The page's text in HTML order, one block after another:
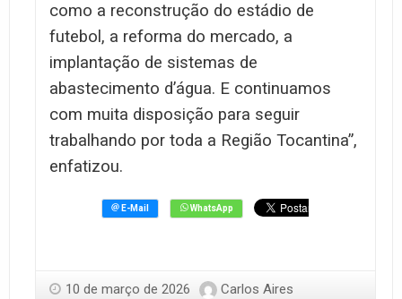
como a reconstrução do estádio de
futebol, a reforma do mercado, a
implantação de sistemas de
abastecimento d’água. E continuamos
com muita disposição para seguir
trabalhando por toda a Região Tocantina”,
enfatizou.
10 de março de 2026 Carlos Aires